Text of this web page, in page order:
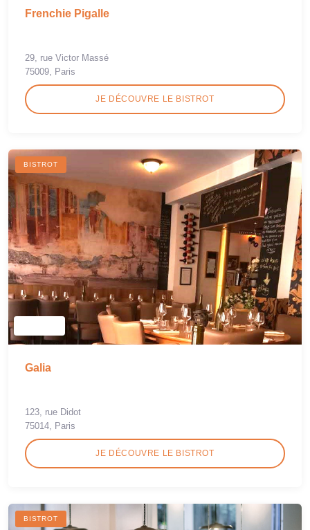
Frenchie Pigalle
29, rue Victor Massé
75009, Paris
JE DÉCOUVRE LE BISTROT
BISTROT
Galia
123, rue Didot
75014, Paris
JE DÉCOUVRE LE BISTROT
BISTROT